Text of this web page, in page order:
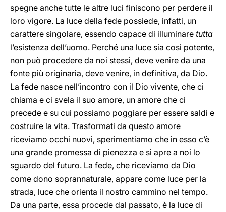
spegne anche tutte le altre luci finiscono per perdere il
loro vigore. La luce della fede possiede, infatti, un
carattere singolare, essendo capace di illuminare tutta
l’esistenza dell’uomo. Perché una luce sia così potente,
non può procedere da noi stessi, deve venire da una
fonte più originaria, deve venire, in definitiva, da Dio.
La fede nasce nell’incontro con il Dio vivente, che ci
chiama e ci svela il suo amore, un amore che ci
precede e su cui possiamo poggiare per essere saldi e
costruire la vita. Trasformati da questo amore
riceviamo occhi nuovi, sperimentiamo che in esso c’è
una grande promessa di pienezza e si apre a noi lo
sguardo del futuro. La fede, che riceviamo da Dio
come dono soprannaturale, appare come luce per la
strada, luce che orienta il nostro cammino nel tempo.
Da una parte, essa procede dal passato, è la luce di